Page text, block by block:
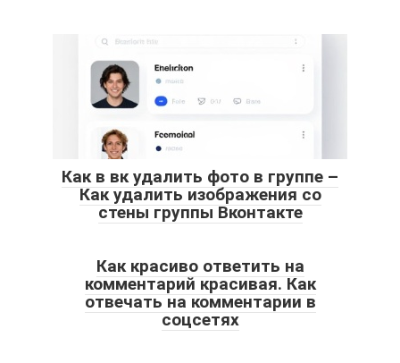
Как в вк удалить фото в группе –
Как удалить изображения со
стены группы Вконтакте
Как красиво ответить на
комментарий красивая. Как
отвечать на комментарии в
соцсетях